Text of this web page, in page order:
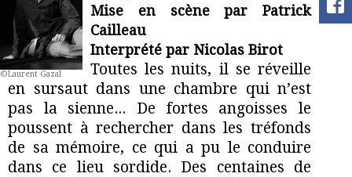
©Laurent Gazal
Mise en scène par Patrick
Cailleau
Interprété par Nicolas Birot
Toutes les nuits, il se réveille
en sursaut dans une chambre qui n’est
pas la sienne... De fortes angoisses le
poussent à rechercher dans les tréfonds
de sa mémoire, ce qui a pu le conduire
dans ce lieu sordide. Des centaines de